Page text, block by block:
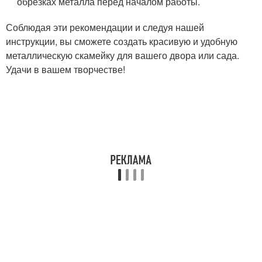
Соблюдая эти рекомендации и следуя нашей
инструкции, вы сможете создать красивую и удобную
металлическую скамейку для вашего двора или сада.
Удачи в вашем творчестве!